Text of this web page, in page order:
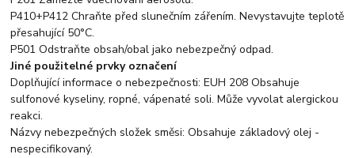
P410+P412 Chraňte před slunečním zářením. Nevystavujte teplotě
přesahující 50°C.
P501 Odstraňte obsah/obal jako nebezpečný odpad.
Jiné použitelné prvky označení
Doplňující informace o nebezpečnosti: EUH 208 Obsahuje
sulfonové kyseliny, ropné, vápenaté soli. Může vyvolat alergickou
reakci.
Názvy nebezpečných složek směsi: Obsahuje základový olej -
nespecifikovaný.